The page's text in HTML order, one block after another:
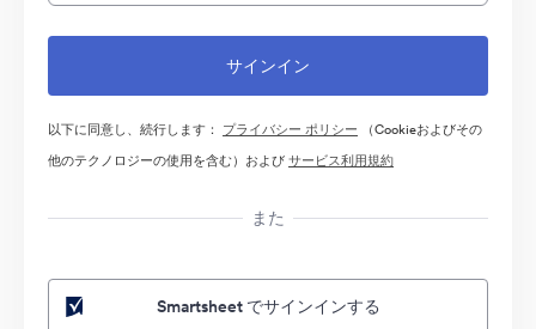
以下に同意し、続行します： プライバシー ポリシー （Cookieおよびその
他のテクノロジーの使用を含む）およびサービス利用規約
また
Smartsheet でサインインする